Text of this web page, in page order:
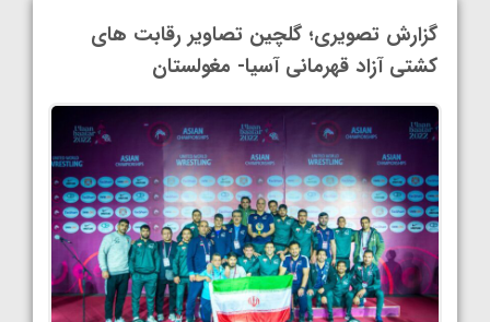
گزارش تصویری؛ گلچین تصاویر رقابت های
کشتی آزاد قهرمانی آسیا- مغولستان